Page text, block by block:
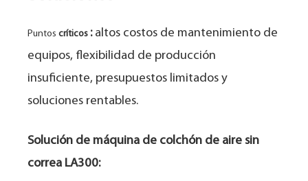
Puntos críticos :altos costos de mantenimiento de
equipos, flexibilidad de producción
insuficiente, presupuestos limitados y
soluciones rentables.
Solución de máquina de colchón de aire sin
correa LA300: